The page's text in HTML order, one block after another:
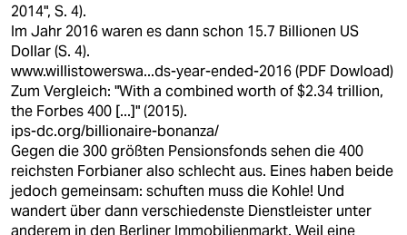
2014", S. 4).
Im Jahr 2016 waren es dann schon 15.7 Billionen US
Dollar (S. 4).
www.willistowerswa...ds-year-ended-2016(PDF Dowload)
Zum Vergleich: "With a combined worth of $2.34 trillion,
the Forbes 400 [...]" (2015).
ips-dc.org/billionaire-bonanza/
Gegen die 300 größten Pensionsfonds sehen die 400
reichsten Forbianer also schlecht aus. Eines haben beide
jedoch gemeinsam: schuften muss die Kohle! Und
wandert über dann verschiedenste Dienstleister unter
anderem in den Berliner Immobilienmarkt. Weil eine